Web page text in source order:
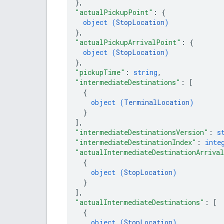
},
"actualPickupPoint" : {
object (StopLocation)
},
"actualPickupArrivalPoint" : {
object (StopLocation)
},
"pickupTime" : string,
"intermediateDestinations" :
[
{
object (TerminalLocation)
}
] ,
"intermediateDestinationsVersion" :
"intermediateDestinationIndex" :
{
object (StopLocation)
}
] ,
"actualIntermediateDestinations" :
[
{